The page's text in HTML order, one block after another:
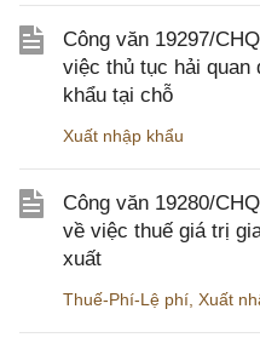
Công văn 19297/
việc thủ tục hải quan
khẩu tại chỗ
Xuất nhập khẩu
Công văn 19280/
về việc thuế giá trị
xuất
Thuế-Phí-Lệ phí Xuất